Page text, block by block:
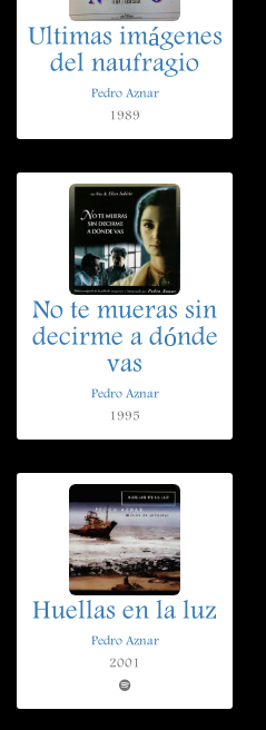
Ultimas imágenes
del naufragio
Pedro Aznar
1989
No te mueras sin
decirme a dónde
vas
Pedro Aznar
1995
Huellas en la luz
Pedro Aznar
2001